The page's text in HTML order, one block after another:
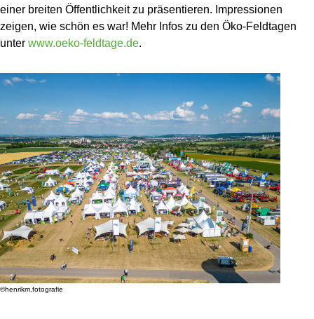
einer breiten Öffentlichkeit zu präsentieren. Impressionen
zeigen, wie schön es war! Mehr Infos zu den Öko-Feldtagen
unter www.oeko-feldtage.de.
©henrikm.fotografie